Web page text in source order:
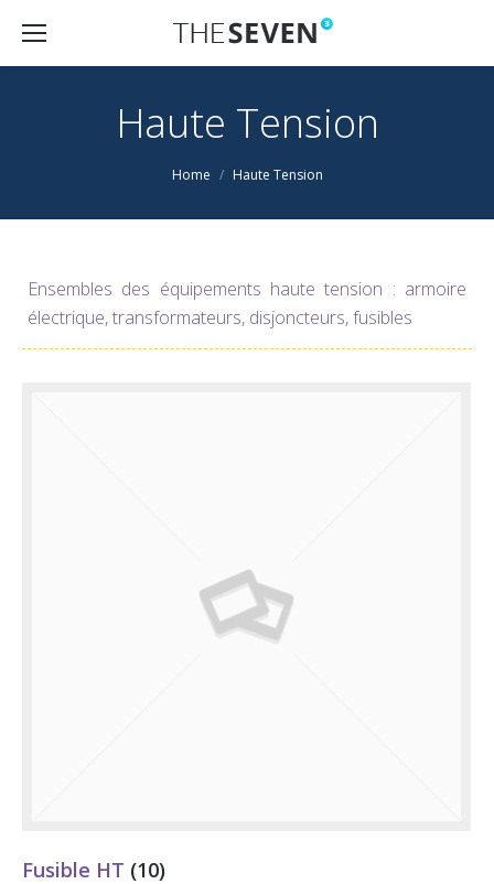
Haute Tension
Home Haute Tension
Ensembles des équipements haute tension : armoire
électrique, transformateurs, disjoncteurs, fusibles
Fusible HT (10)